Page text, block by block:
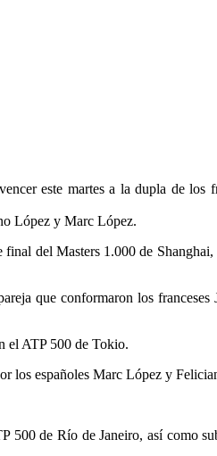
este martes a la dupla de los
López y Marc López.
del Masters 1.000 de
que conformaron los
el ATP 500 de Tokio.
los españoles Marc López y
500 de Río de Janeiro, así como